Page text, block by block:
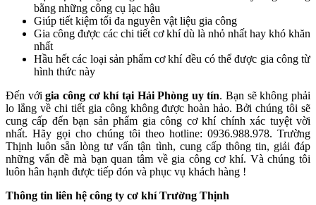
bằng những công cụ lạc hậu
Giúp tiết kiệm tối đa nguyên vật liệu gia công
Gia công được các chi tiết cơ khí dù là nhỏ nhất hay khó khăn
nhất
Hầu hết các loại sản phẩm cơ khí đều có thể được gia công từ
hình thức này
Đến vớigia công cơ khí tại Hải Phòng uy tín. Bạn sẽ không phải
lo lắng về chi tiết gia công không được hoàn hảo. Bởi chúng tôi sẽ
cung cấp đến bạn sản phẩm gia công cơ khí chính xác tuyệt vời
nhất. Hãy gọi cho chúng tôi theo hotline: 0936.988.978. Trường
Thịnh luôn sẵn lòng tư vấn tận tình, cung cấp thông tin, giải đáp
những vấn đề mà bạn quan tâm về gia công cơ khí. Và chúng tôi
luôn hân hạnh được tiếp đón và phục vụ khách hàng !
Thông tin liên hệ công ty cơ khí Trường Thịnh